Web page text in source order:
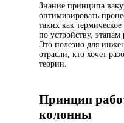
Знание принципа
оптимизировать
таких как
по устройству,
Это полезно для
отрасли, кто хочет
теории.
Принцип
колонны